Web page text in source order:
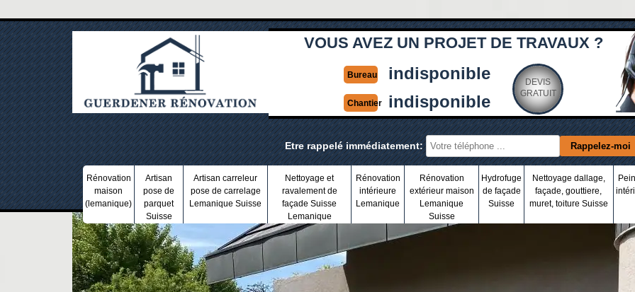
VOUS AVEZ UN PROJET DE TRAVAUX ?
Bureau indisponible
Chantier indisponible
DEVIS
GRATUIT
Etre rappelé immédiatement:
Rénovation
maison
(lemanique)
Artisan
pose de
parquet
Suisse
Artisan carreleur
pose de carrelage
Lemanique Suisse
Nettoyage et
ravalement de
façade Suisse
Lemanique
Rénovation
intérieure
Lemanique
Rénovation
extérieur maison
Lemanique
Suisse
Hydrofuge
de façade
Suisse
Nettoyage dallage,
façade, gouttiere,
muret, toiture Suisse